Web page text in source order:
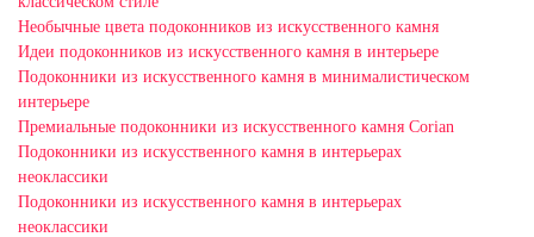
Необычные цвета подоконников из искусственного камня
Идеи подоконников из искусственного камня в интерьере
Подоконники из искусственного камня в минималистическом
интерьере
Премиальные подоконники из искусственного камня Corian
Подоконники из искусственного камня в интерьерах
неоклассики
Подоконники из искусственного камня в интерьерах
неоклассики